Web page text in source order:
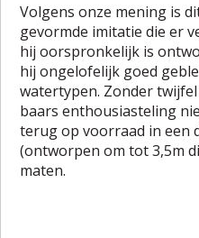
Volgens onze mening is
gevormde imitatie die er
hij oorspronkelijk is
hij ongelofelijk goed
watertypen. Zonder
baars enthousiasteling
terug op voorraad in een
(ontworpen om tot 3,5m
maten.